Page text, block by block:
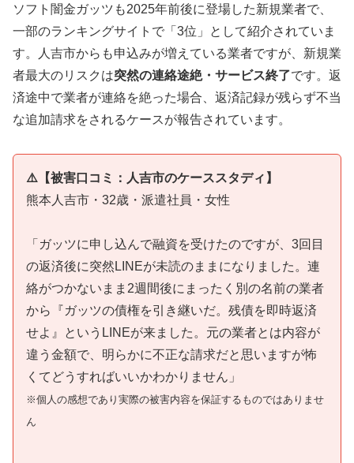
ソフト闇金ガッツも2025年前後に登場した新規業者で、
一部のランキングサイトで「3位」として紹介されていま
す。人吉市からも申込みが増えている業者ですが、新規業
者最大のリスクは突然の連絡途絶・サービス終了です。返
済途中で業者が連絡を絶った場合、返済記録が残らず不当
な追加請求をされるケースが報告されています。
⚠️【被害口コミ：人吉市のケーススタディ】
熊本人吉市・32歳・派遣社員・女性
「ガッツに申し込んで融資を受けたのですが、3回目
の返済後に突然LINEが未読のままになりました。連
絡がつかないまま2週間後にまったく別の名前の業者
から『ガッツの債権を引き継いだ。残債を即時返済
せよ』というLINEが来ました。元の業者とは内容が
違う金額で、明らかに不正な請求だと思いますが怖
くてどうすればいいかわかりません」
※個人の感想であり実際の被害内容を保証するものではありませ
ん